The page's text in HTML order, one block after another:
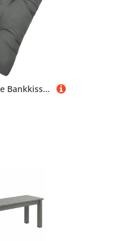
moismk Bankauflage Bankkissen 8cm Dick Sitzauflage Sitzkissen Bank Bankpolster Sitzpolster Auflage für Gartenbank Sitzbank & Hollywoodschauke Outdoor/Indoor(Gray,90x50cmx8cm Thick)